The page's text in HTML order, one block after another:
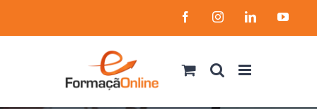
to
FacebookInstagramLinkedIn